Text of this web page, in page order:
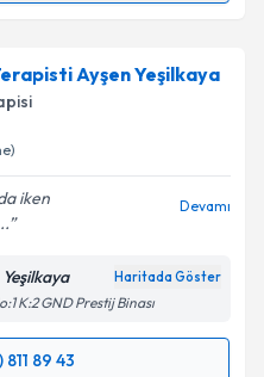
e-posta ile
verilerimin belirtilen
kabul ediyorum.
Ayşen Yeşilkaya
iken
Devamı
Haritada Göster
K:2 GND Prestij Binası
89 43